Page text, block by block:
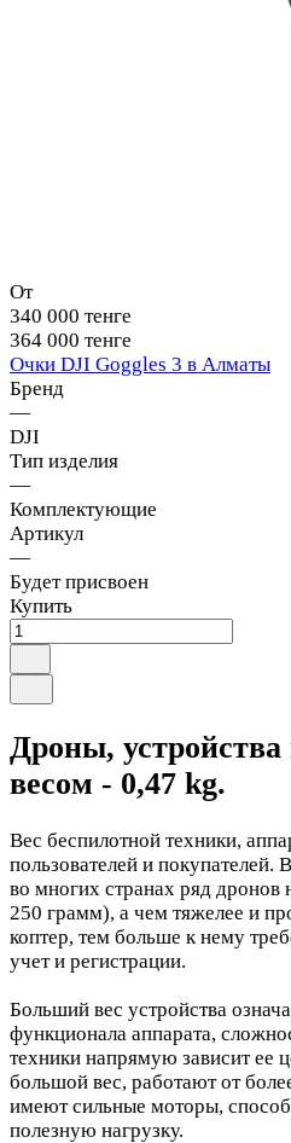
От
340 000 тенге
364 000 тенге
Очки DJI Goggles 3 в Алматы
Бренд
—
DJI
Тип изделия
—
Комплектующие
Артикул
—
Будет присвоен
Купить
Дроны,
весом - 0,47 kg.
Вес беспилотной техники,
пользователей и покупателей.
во многих странах ряд дронов
250 грамм), а чем тяжелее и
коптер, тем больше к нему
учет и регистрации.
Больший вес устройства
функционала аппарата,
техники напрямую зависит ее
большой вес, работают от
имеют сильные моторы,
полезную нагрузку.